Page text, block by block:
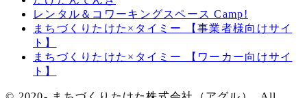
レンタル＆コワーキングスペース Camp!
まちづくりたけた×タイミー 【事業者様向けサイ
ト】
まちづくりたけた×タイミー 【ワーカー向けサイ
ト】